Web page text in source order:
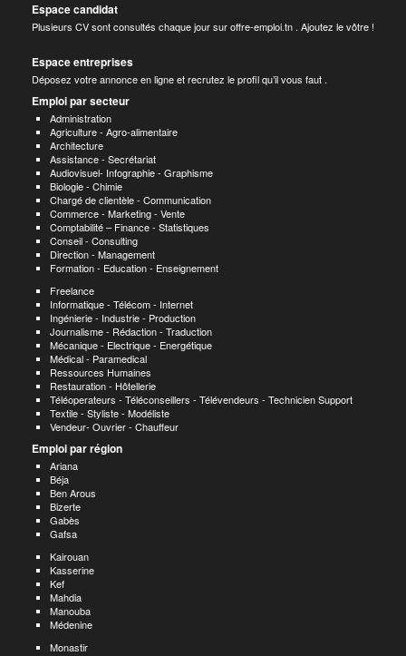
Espace candidat
Plusieurs CV sont consultés chaque jour sur offre-emploi.tn . Ajoutez le vôtre !
Espace entreprises
Déposez votre annonce en ligne et recrutez le profil qu’il vous faut .
Emploi par secteur
Administration
Agriculture - Agro-alimentaire
Architecture
Assistance - Secrétariat
Audiovisuel- Infographie - Graphisme
Biologie - Chimie
Chargé de clientèle - Communication
Commerce - Marketing - Vente
Comptabilité – Finance - Statistiques
Conseil - Consulting
Direction - Management
Formation - Education - Enseignement
Freelance
Informatique - Télécom - Internet
Ingénierie - Industrie - Production
Journalisme - Rédaction - Traduction
Mécanique - Electrique - Energétique
Médical - Paramedical
Ressources Humaines
Restauration - Hôtellerie
Téléoperateurs - Téléconseillers - Télévendeurs - Technicien Support
Textile - Styliste - Modéliste
Vendeur- Ouvrier - Chauffeur
Emploi par région
Ariana
Béja
Ben Arous
Bizerte
Gabès
Gafsa
Kairouan
Kasserine
Kef
Mahdia
Manouba
Médenine
Monastir